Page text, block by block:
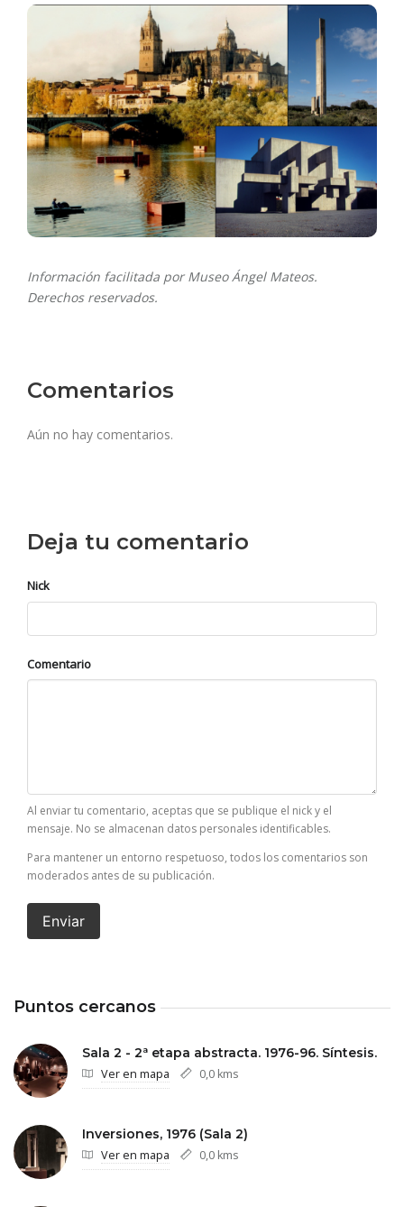
Información facilitada por Museo Ángel Mateos.
Derechos reservados.
Comentarios
Aún no hay comentarios.
Deja tu comentario
Nick
Comentario
Al enviar tu comentario, aceptas que se publique el nick y el
mensaje. No se almacenan datos personales identificables.
Para mantener un entorno respetuoso, todos los comentarios son
moderados antes de su publicación.
Enviar
Puntos cercanos
Sala 2 - 2ª etapa abstracta. 1976-96. Síntesis.
Ver en mapa 0,0 kms
Inversiones, 1976 (Sala 2)
Ver en mapa 0,0 kms